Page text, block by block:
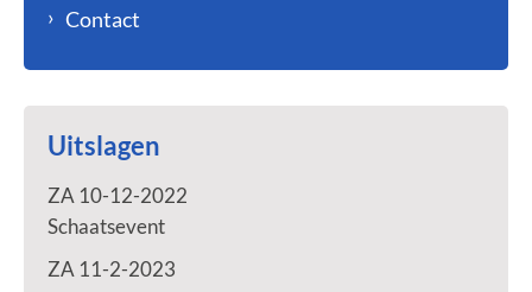
Contact
Uitslagen
ZA 10-12-2022
Schaatsevent
ZA 11-2-2023